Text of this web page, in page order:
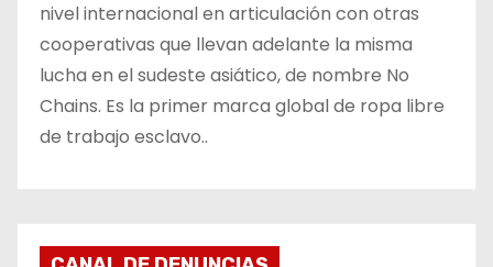
nivel internacional en articulación con otras
cooperativas que llevan adelante la misma
lucha en el sudeste asiático, de nombre No
Chains. Es la primer marca global de ropa libre
de trabajo esclavo..